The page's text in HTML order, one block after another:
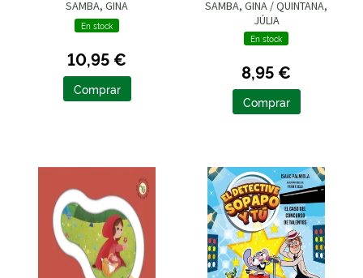
SAMBA, GINA
En stock
10,95 €
Comprar
SAMBA, GINA / QUINTANA,
JÚLIA
En stock
8,95 €
Comprar